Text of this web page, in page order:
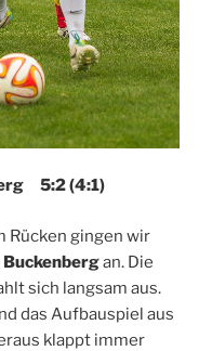
5:2 (4:1)
Rücken gingen wir
Buckenbergan. Die
sich langsam aus.
das Aufbauspiel aus
klappt immer